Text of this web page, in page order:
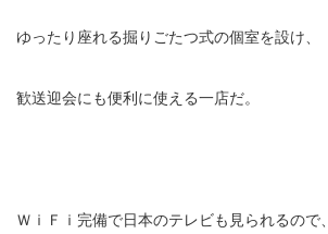
ゆったり座れる掘りごたつ式の個室を設け、
歓送迎会にも便利に使える一店だ。
ＷｉＦｉ完備で日本のテレビも見られるので、